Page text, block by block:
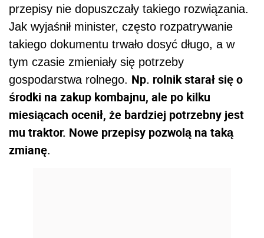
przepisy nie dopuszczały takiego rozwiązania.
Jak wyjaśnił minister, często rozpatrywanie
takiego dokumentu trwało dosyć długo, a w
tym czasie zmieniały się potrzeby
gospodarstwa rolnego. Np. rolnik starał się o
środki na zakup kombajnu, ale po kilku
miesiącach ocenił, że bardziej potrzebny jest
mu traktor. Nowe przepisy pozwolą na taką
zmianę.